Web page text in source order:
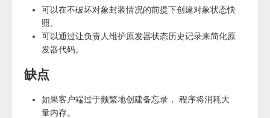
可以在不破坏对象封装情况的前提下创建对象状态快
照。
可以通过让负责人维护原发器状态历史记录来简化原
发器代码。
缺点
如果客户端过于频繁地创建备忘录， 程序将消耗大
量内存。